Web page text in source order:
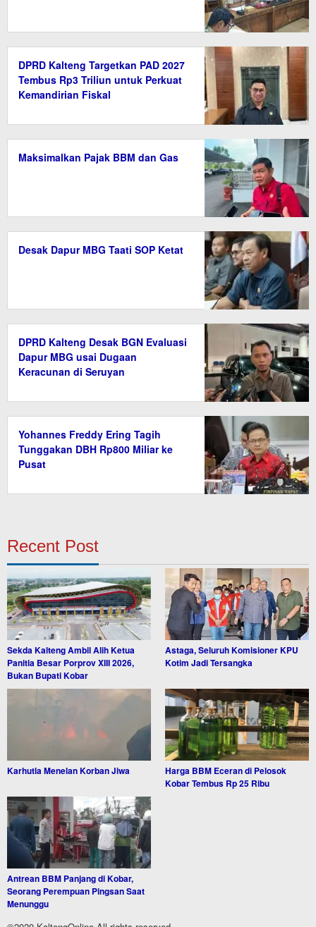
DPRD Kalteng Targetkan PAD 2027
Tembus Rp3 Triliun untuk Perkuat
Kemandirian Fiskal
Maksimalkan Pajak BBM dan Gas
Desak Dapur MBG Taati SOP Ketat
DPRD Kalteng Desak BGN Evaluasi
Dapur MBG usai Dugaan
Keracunan di Seruyan
Yohannes Freddy Ering Tagih
Tunggakan DBH Rp800 Miliar ke
Pusat
Recent Post
Sekda Kalteng Ambil Alih Ketua
Panitia Besar Porprov XIII 2026,
Bukan Bupati Kobar
Astaga, Seluruh Komisioner KPU
Kotim Jadi Tersangka
Karhutla Menelan Korban Jiwa
Harga BBM Eceran di Pelosok
Kobar Tembus Rp 25 Ribu
Antrean BBM Panjang di Kobar,
Seorang Perempuan Pingsan Saat
Menunggu